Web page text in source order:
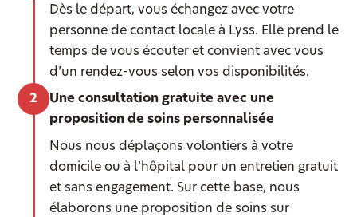
Dès le départ, vous échangez avec votre
personne de contact locale à Lyss. Elle prend le
temps de vous écouter et convient avec vous
d’un rendez-vous selon vos disponibilités.
Une consultation gratuite avec une
proposition de soins personnalisée
Nous nous déplaçons volontiers à votre
domicile ou à l’hôpital pour un entretien gratuit
et sans engagement. Sur cette base, nous
élaborons une proposition de soins sur